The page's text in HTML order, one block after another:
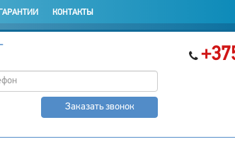
ГАРАНТИИ КОНТАКТЫ
Заказать звонок